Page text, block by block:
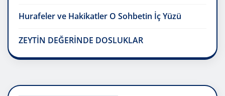
Hurafeler ve Hakikatler O Sohbetin İç Yüzü
ZEYTİN DEĞERİNDE DOSLUKLAR